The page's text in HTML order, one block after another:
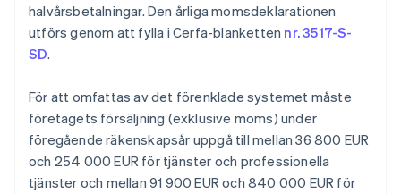
halvårsbetalningar. Den årliga momsdeklarationen
utförs genom att fylla i Cerfa-blanketten nr. 3517-S-
SD.
För att omfattas av det förenklade systemet måste
företagets försäljning (exklusive moms) under
föregående räkenskapsår uppgå till mellan 36 800 EUR
och 254 000 EUR för tjänster och professionella
tjänster och mellan 91 900 EUR och 840 000 EUR för